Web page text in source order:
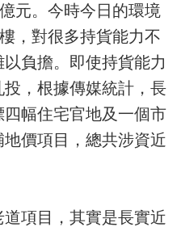
元。今時今日的環境
，對很多持貨能力不
負擔。即使持貨能力
，根據傳媒統計，長
幅住宅官地及一個市
價項目，總共涉資近
項目，其實是長實近